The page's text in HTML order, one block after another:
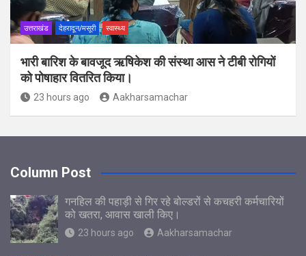
उत्तराखंड देहरादून/मसूरी स्वास्थ्य
भारी बारिश के बावजूद ऋषिकेश की संस्था आस ने टीबी रोगियों
को पोषाहार वितरित किया।
23 hours ago Aakharsamachar
Column Post
गनहिल की पहाड़ी से गिर रहे बोल्डरों से कचहरी कर्मचारियों
को खतरा, आवास खाली किए।
23 hours ago Aakharsamachar